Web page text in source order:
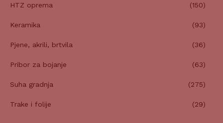
HTZ oprema (150)
Keramika (93)
Pjene, akrili, brtvila (36)
Pribor za bojanje (63)
Suha gradnja (275)
Trake i folije (29)